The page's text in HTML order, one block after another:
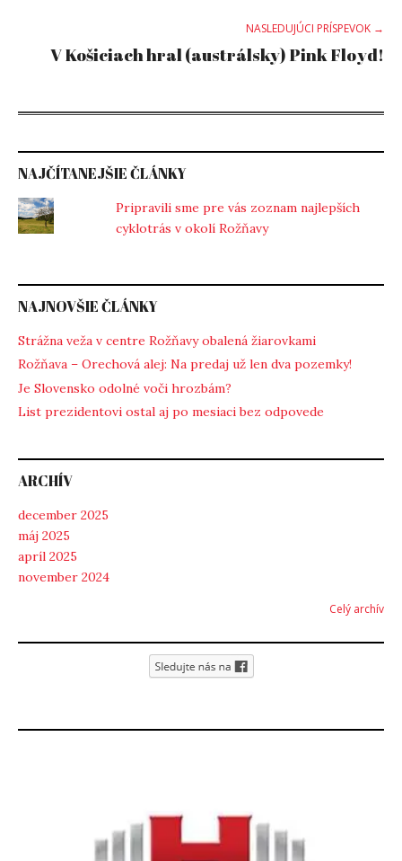
NASLEDUJÚCI PRÍSPEVOK →
V Košiciach hral (austrálsky) Pink Floyd!
NAJČÍTANEJŠIE ČLÁNKY
Pripravili sme pre vás zoznam najlepších
cyklotrás v okolí Rožňavy
NAJNOVŠIE ČLÁNKY
Strážna veža v centre Rožňavy obalená žiarovkami
Rožňava – Orechová alej: Na predaj už len dva pozemky!
Je Slovensko odolné voči hrozbám?
List prezidentovi ostal aj po mesiaci bez odpovede
ARCHÍV
december 2025
máj 2025
apríl 2025
november 2024
Celý archív